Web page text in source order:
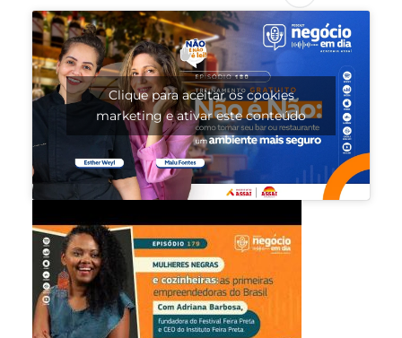
Clique para aceitar os cookies
marketing e ativar este conteúdo